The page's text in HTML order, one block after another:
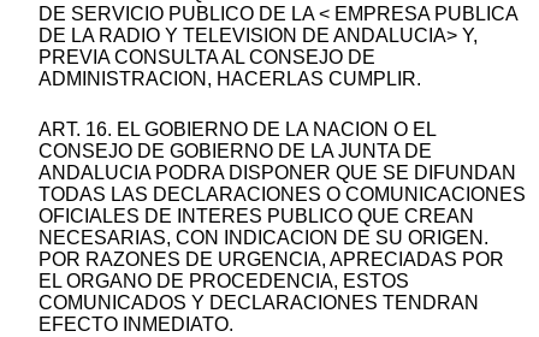
DE SERVICIO PUBLICO DE LA < EMPRESA PUBLICA
DE LA RADIO Y TELEVISION DE ANDALUCIA> Y,
PREVIA CONSULTA AL CONSEJO DE
ADMINISTRACION, HACERLAS CUMPLIR.
ART. 16. EL GOBIERNO DE LA NACION O EL
CONSEJO DE GOBIERNO DE LA JUNTA DE
ANDALUCIA PODRA DISPONER QUE SE DIFUNDAN
TODAS LAS DECLARACIONES O COMUNICACIONES
OFICIALES DE INTERES PUBLICO QUE CREAN
NECESARIAS, CON INDICACION DE SU ORIGEN.
POR RAZONES DE URGENCIA, APRECIADAS POR
EL ORGANO DE PROCEDENCIA, ESTOS
COMUNICADOS Y DECLARACIONES TENDRAN
EFECTO INMEDIATO.